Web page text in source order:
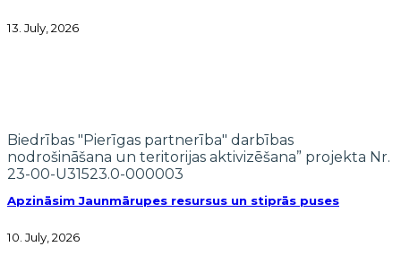
13. July, 2026
Apzināsim Jaunmārupes resursus un stiprās puses
10. July, 2026
Biedrības "Pierīgas partnerība" darbības
nodrošināšana un teritorijas aktivizēšana” projekta Nr.
23-00-U31523.0-000003